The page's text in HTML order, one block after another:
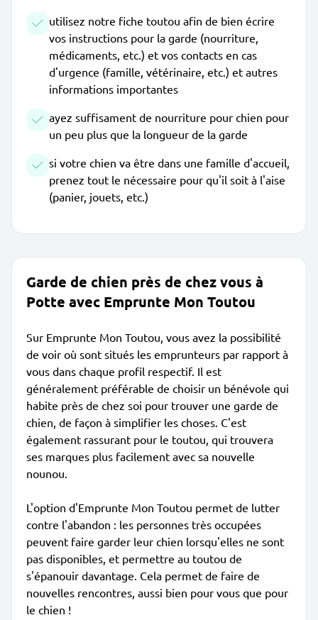
utilisez notre fiche toutou afin de bien écrire
vos instructions pour la garde (nourriture,
médicaments, etc.) et vos contacts en cas
d'urgence (famille, vétérinaire, etc.) et autres
informations importantes
ayez suffisament de nourriture pour chien pour
un peu plus que la longueur de la garde
si votre chien va être dans une famille d'accueil,
prenez tout le nécessaire pour qu'il soit à l'aise
(panier, jouets, etc.)
Garde de chien près de chez vous à
Potte avec Emprunte Mon Toutou
Sur Emprunte Mon Toutou, vous avez la possibilité
de voir où sont situés les emprunteurs par rapport à
vous dans chaque profil respectif. Il est
généralement préférable de choisir un bénévole qui
habite près de chez soi pour trouver une garde de
chien, de façon à simplifier les choses. C'est
également rassurant pour le toutou, qui trouvera
ses marques plus facilement avec sa nouvelle
nounou.
L'option d'Emprunte Mon Toutou permet de lutter
contre l'abandon : les personnes très occupées
peuvent faire garder leur chien lorsqu'elles ne sont
pas disponibles, et permettre au toutou de
s'épanouir davantage. Cela permet de faire de
nouvelles rencontres, aussi bien pour vous que pour
le chien !